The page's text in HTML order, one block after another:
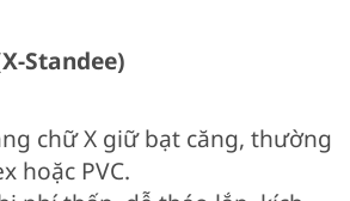
Standee)
chữ X giữ bạt căng, thường
hoặc PVC.